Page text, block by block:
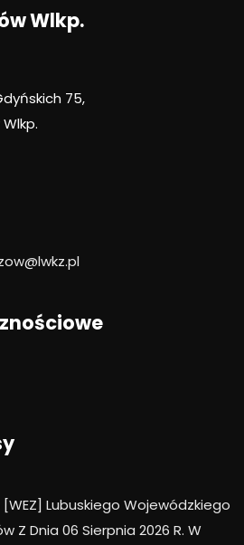
Wlkp.
75,
Lubuskiego Wojewódzkiego
Z Dnia 06 Sierpnia 2026 R. W